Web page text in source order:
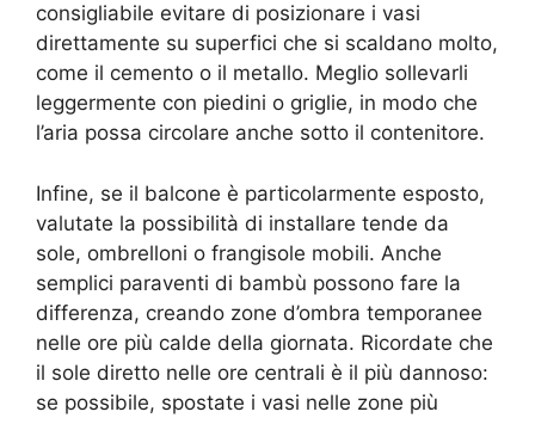
consigliabile evitare di posizionare i vasi
direttamente su superfici che si scaldano molto,
come il cemento o il metallo. Meglio sollevarli
leggermente con piedini o griglie, in modo che
l’aria possa circolare anche sotto il contenitore.
Infine, se il balcone è particolarmente esposto,
valutate la possibilità di installare tende da
sole, ombrelloni o frangisole mobili. Anche
semplici paraventi di bambù possono fare la
differenza, creando zone d’ombra temporanee
nelle ore più calde della giornata. Ricordate che
il sole diretto nelle ore centrali è il più dannoso:
se possibile, spostate i vasi nelle zone più